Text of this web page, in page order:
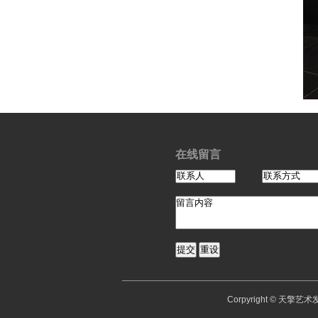
在线留言
Corpyright © 天擎艺术